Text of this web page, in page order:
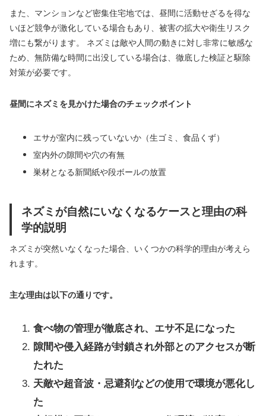
また、マンションなど密集住宅地では、昼間に活動せざるを得な
いほど競争が激化している場合もあり、被害の拡大や衛生リスク
増にも繋がります。 ネズミは敵や人間の動きに対し非常に敏感な
ため、無防備な時間に出没している場合は、徹底した検証と駆除
対策が必要です。
昼間にネズミを見かけた場合のチェックポイント
エサが室内に残っていないか（生ゴミ、食品くず）
室内外の隙間や穴の有無
巣材となる新聞紙や段ボールの放置
ネズミが自然にいなくなるケースと理由の科
学的説明
ネズミが突然いなくなった場合、いくつかの科学的理由が考えら
れます。
主な理由は以下の通りです。
食べ物の管理が徹底され、エサ不足になった
隙間や侵入経路が封鎖され外部とのアクセスが断
たれた
天敵や超音波・忌避剤などの使用で環境が悪化し
た